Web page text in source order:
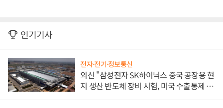
인기기사
전자·전기·정보통신
외신 "삼성전자 SK하이닉스 중국 공장용 현
지 생산 반도체 장비 시험, 미국 수출통제 대